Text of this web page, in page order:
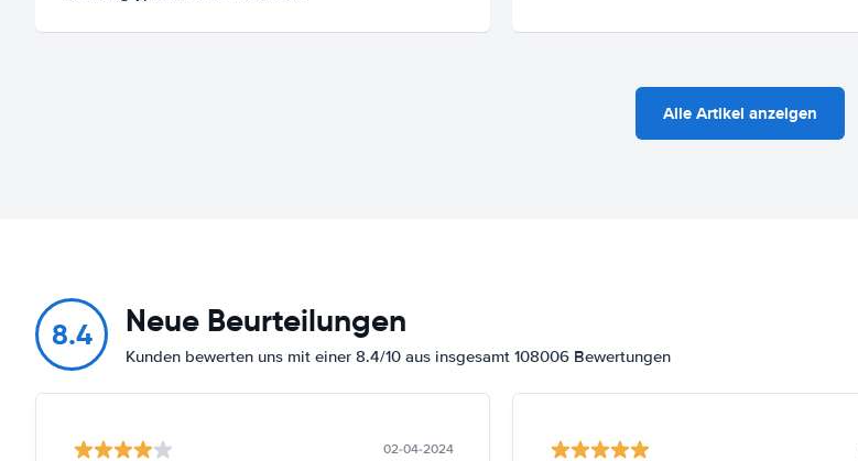
Alle Artikel anzeigen
8.4 Neue Beurteilungen
Kunden bewerten uns mit einer 8.4/10 aus insgesamt 108006 Bewertungen
02-04-2024